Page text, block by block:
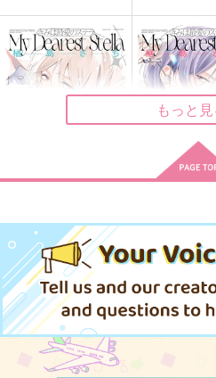
作品詳細
サンプル
作品詳
だってみんなきみに夢
中
秋雨と夕電
1,715円（税込）
五年生×尾浜勘右衛門
奈落の底でき
ツを
オベロン×ぐだ
ラ 下
竹書房
990円（税込）
サンプル
作品詳細
ラ 上
竹書房
サンプ
作品詳
もっと見